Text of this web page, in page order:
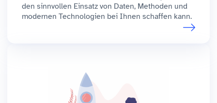
den sinnvollen Einsatz von Daten, Methoden und
modernen Technologien bei Ihnen schaffen kann.